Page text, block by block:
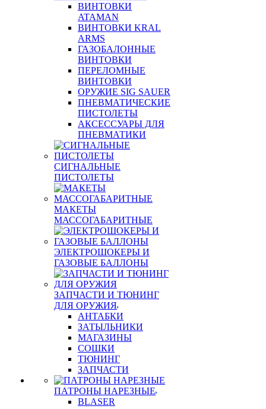
ВИНТОВКИ
ATAMAN
ВИНТОВКИ KRAL
ARMS
ГАЗОБАЛОННЫЕ
ВИНТОВКИ
ПЕРЕЛОМНЫЕ
ВИНТОВКИ
ОРУЖИЕ SIG SAUER
ПНЕВМАТИЧЕСКИЕ
ПИСТОЛЕТЫ
АКСЕССУАРЫ ДЛЯ
ПНЕВМАТИКИ
СИГНАЛЬНЫЕ
ПИСТОЛЕТЫ
МАКЕТЫ
МАССОГАБАРИТНЫЕ
ЭЛЕКТРОШОКЕРЫ И
ГАЗОВЫЕ БАЛЛОНЫ
ЗАПЧАСТИ И ТЮНИНГ
ДЛЯ ОРУЖИЯ
АНТАБКИ
ЗАТЫЛЬНИКИ
МАГАЗИНЫ
СОШКИ
ТЮНИНГ
ЗАПЧАСТИ
ПАТРОНЫ НАРЕЗНЫЕ
BLASER